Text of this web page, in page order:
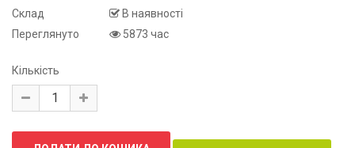
Склад
В наявності
Переглянуто
5873 час
Кількість